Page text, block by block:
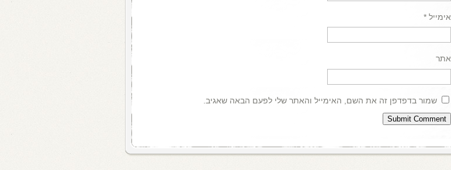
אימייל *
אתר
שמור בדפדפן זה את השם, האימייל והאתר שלי לפעם הבאה שאגיב.